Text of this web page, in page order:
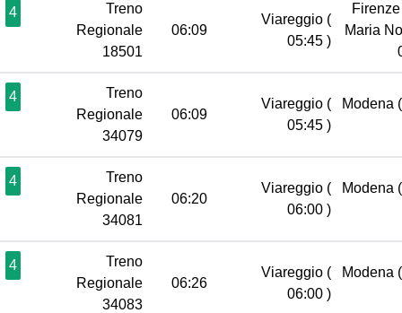
4
Treno
Regionale
18501
06:09
Viareggio (
05:45 )
Maria
4
Treno
Regionale
34079
06:09
Viareggio (
05:45 )
Modena
4
Treno
Regionale
34081
06:20
Viareggio (
06:00 )
Modena
4
Treno
Regionale
34083
06:26
Viareggio (
06:00 )
Modena